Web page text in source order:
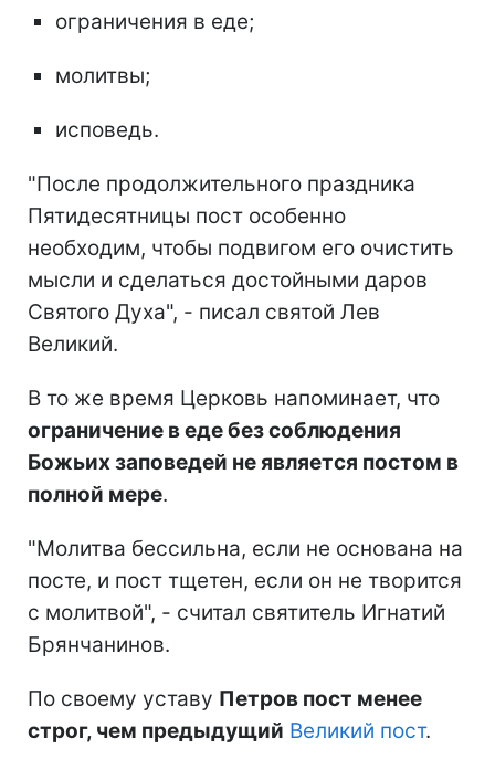
ограничения в еде;
молитвы;
исповедь.
"После продолжительного праздника
Пятидесятницы пост особенно
необходим, чтобы подвигом его очистить
мысли и сделаться достойными даров
Святого Духа", - писал святой Лев
Великий.
В то же время Церковь напоминает, что
ограничение в еде без соблюдения
Божьих заповедей не является постом в
полной мере.
"Молитва бессильна, если не основана на
посте, и пост тщетен, если он не творится
с молитвой", - считал святитель Игнатий
Брянчанинов.
По своему уставу Петров пост менее
строг, чем предыдущий Великий пост.